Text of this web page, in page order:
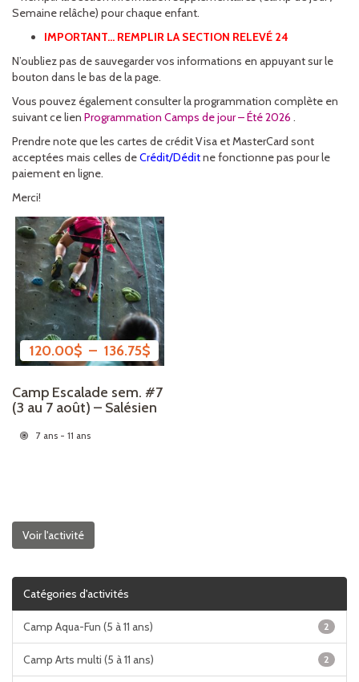
Semaine relâche) pour chaque enfant.
IMPORTANT… REMPLIR LA SECTION RELEVÉ 24
N’oubliez pas de sauvegarder vos informations en appuyant sur le
bouton dans le bas de la page.
Vous pouvez également consulter la programmation complète en
suivant ce lien Programmation Camps de jour – Été 2026 .
Prendre note que les cartes de crédit Visa et MasterCard sont
acceptées mais celles deCrédit/Déditne fonctionne pas pour le
paiement en ligne.
Merci!
120.00$ – 136.75$Plage de prix : 120.00$ à 136.75$
Camp Escalade sem. #7
(3 au 7 août) – Salésien
7 ans - 11 ans
Voir l'activité
Catégories d'activités
Camp Aqua-Fun (5 à 11 ans) 2
Camp Arts multi (5 à 11 ans) 2